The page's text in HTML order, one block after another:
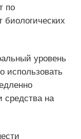
по
биологических
уровень
использовать
средства на